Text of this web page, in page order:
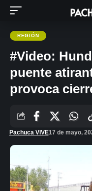
REGIÓN
#Video:
puente
provoca
Pachuca VIVE17 de mayo,